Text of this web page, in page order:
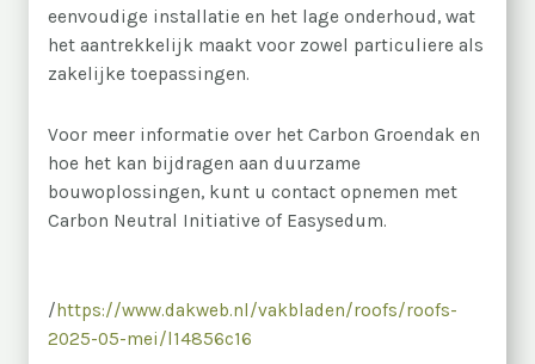
eenvoudige installatie en het lage onderhoud, wat
het aantrekkelijk maakt voor zowel particuliere als
zakelijke toepassingen.
Voor meer informatie over het Carbon Groendak en
hoe het kan bijdragen aan duurzame
bouwoplossingen, kunt u contact opnemen met
Carbon Neutral Initiative of Easysedum.
/https://www.dakweb.nl/vakbladen/roofs/roofs-
2025-05-mei/l14856c16